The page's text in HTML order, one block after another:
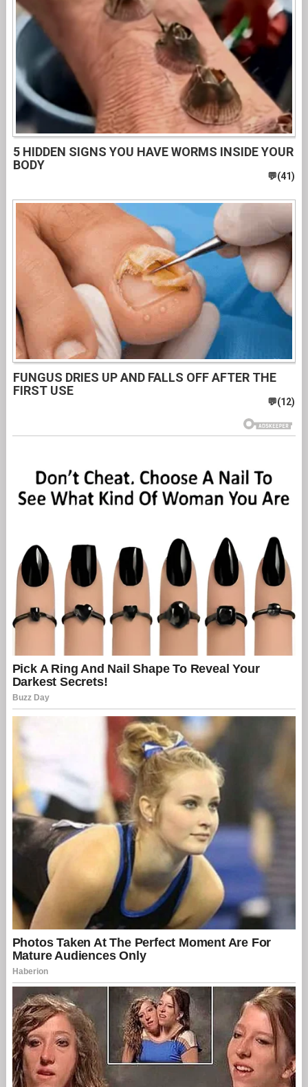
5 HIDDEN SIGNS YOU HAVE WORMS INSIDE YOUR
BODY
FUNGUS DRIES UP AND FALLS OFF AFTER THE
FIRST USE